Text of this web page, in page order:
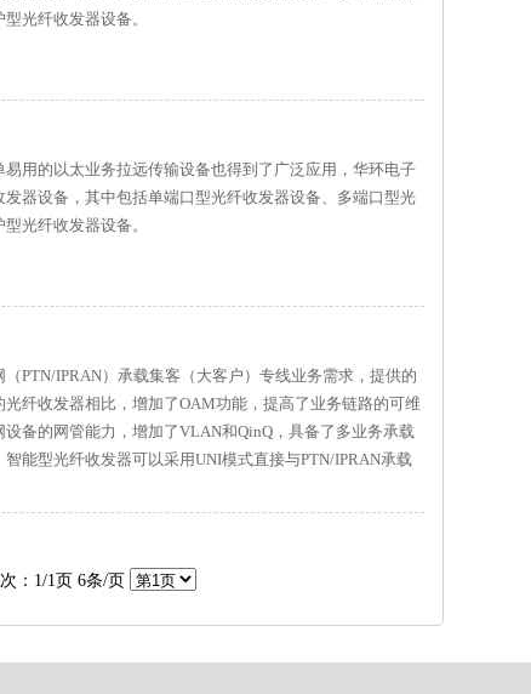
光纤收发器设备。
用的以太业务拉远传输设备也得到了广泛应用，华环电子
器设备，其中包括单端口型光纤收发器设备、多端口型光
光纤收发器设备。
PTN/IPRAN）承载集客（大客户）专线业务需求，提供的
纤收发器相比，增加了OAM功能，提高了业务链路的可维
备的网管能力，增加了VLAN和QinQ，具备了多业务承载
能型光纤收发器可以采用UNI模式直接与PTN/IPRAN承载
：1/1页 6条/页